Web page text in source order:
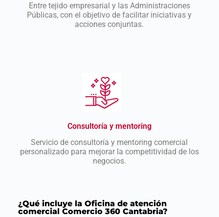
Entre tejido empresarial y las Administraciones
Públicas, con el objetivo de facilitar iniciativas y
acciones conjuntas.
Consultoría y mentoring
Servicio de consultoría y mentoring comercial
personalizado para mejorar la competitividad de los
negocios.
¿Qué incluye la Oficina de atención
comercial Comercio 360 Cantabria?